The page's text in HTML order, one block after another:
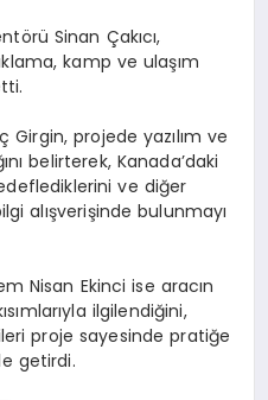
Sinan Çakıcı,
kamp ve ulaşım
Girgin, projede yazılım ve
belirterek, Kanada’daki
ve diğer
alışverişinde bulunmayı
Nisan Ekinci ise aracın
ilgilendiğini,
proje sayesinde pratiğe
getirdi.